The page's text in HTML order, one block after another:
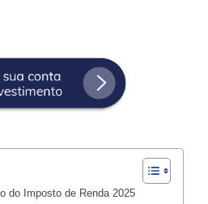
do Imposto de Renda 2025